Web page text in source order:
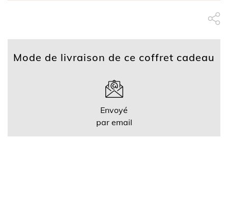
Mode de livraison de ce coffret cadeau
Envoyé
par email